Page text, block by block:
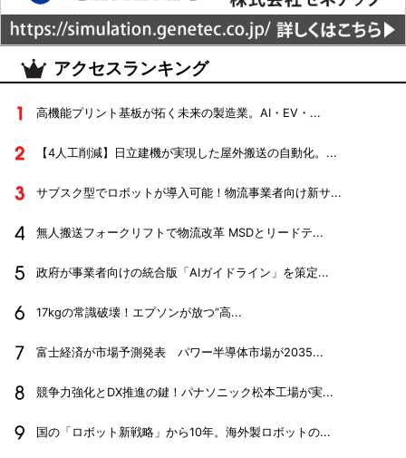
アクセスランキング
高機能プリント基板が拓く未来の製造業。AI・EV・...
【4人工削減】日立建機が実現した屋外搬送の自動化。...
サブスク型でロボットが導入可能！物流事業者向け新サ...
無人搬送フォークリフトで物流改革 MSDとリードテ...
政府が事業者向けの統合版「AIガイドライン」を策定...
17kgの常識破壊！エプソンが放つ”高...
富士経済が市場予測発表 パワー半導体市場が2035...
競争力強化とDX推進の鍵！パナソニック松本工場が実...
国の「ロボット新戦略」から10年。海外製ロボットの...